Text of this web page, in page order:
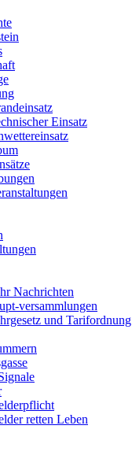
Einsatz
Nachrichten
versammlungen
und Tarifordnung
retten Leben